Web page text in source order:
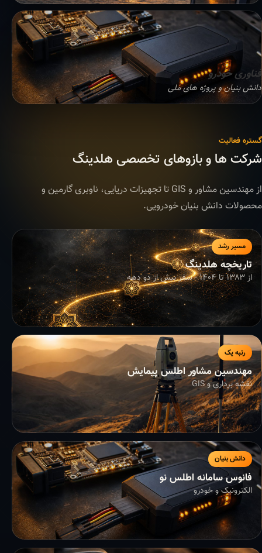
فناوری خودرو
دانش بنیان و پروژه های ملی
گستره فعالیت
شرکت ها و بازوهای تخصصی هلدینگ
از مهندسین مشاور و GIS تا تجهیزات دریایی، ناوبری گارمین و
محصولات دانش بنیان خودرویی.
مسیر رشد
تاریخچه هلدینگ
از ۱۳۸۳ تا ۱۴۰۴ - سفر بیش از دو دهه
رتبه یک
مهندسین مشاور اطلس پیمایش
نقشه برداری و GIS
دانش بنیان
فانوس سامانه اطلس نو
الکترونیک و خودرو